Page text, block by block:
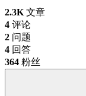
2.3K 文章
4 评论
2 问题
4 回答
364 粉丝